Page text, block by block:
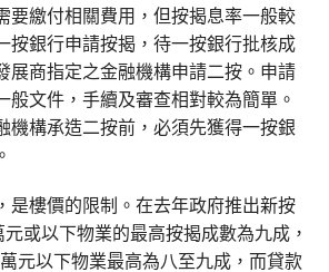
要繳付相關費用，但按揭息率一般較
按銀行申請按揭，待一按銀行批核成
展商指定之金融機構申請二按。申請
般文件，手續及審查相對較為簡單。
機構承造二按前，必須先獲得一按銀
是樓價的限制。在去年政府推出新按
或以下物業的最高按揭成數為九成，
元以下物業最高為八至九成，而貸款